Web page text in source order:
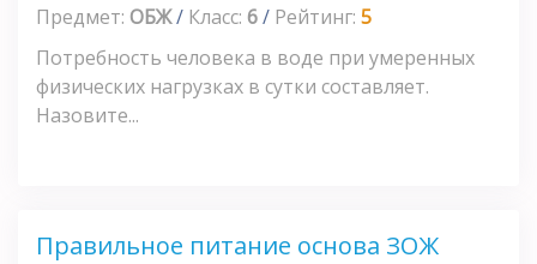
Предмет: ОБЖ/ Класс: 6/ Рейтинг: 5
Потребность человека в воде при умеренных
физических нагрузках в сутки составляет.
Назовите...
Правильное питание основа ЗОЖ